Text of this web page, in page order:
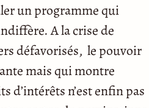
un programme qui
A la crise de
défavorisés, le pouvoir
mais qui montre
d’intérêts n’est enfin pas